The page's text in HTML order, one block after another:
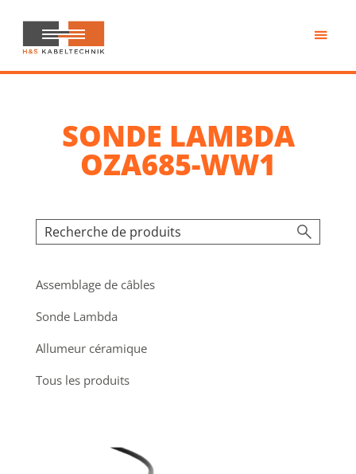
contenu
principal
H&S
Kabeltechnik
SONDE LAMBDA
OZA685-WW1
Assemblage de câbles
Sonde Lambda
Allumeur céramique
Tous les produits